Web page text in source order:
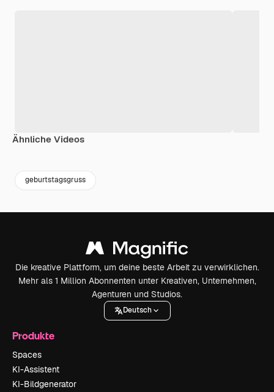
Ähnliche Videos
geburtstagsgruss
Die kreative Plattform, um deine beste Arbeit zu verwirklichen.
Mehr als 1 Million Abonnenten unter Kreativen, Unternehmen,
Agenturen und Studios.
Deutsch
Produkte
Spaces
KI-Assistent
KI-Bildgenerator